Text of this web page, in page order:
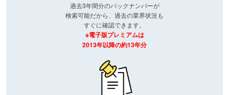
過去3年間分のバックナンバーが
検索可能だから、過去の業界状況も
すぐに確認できます。
※電子版プレミアムは
2013年以降の約13年分